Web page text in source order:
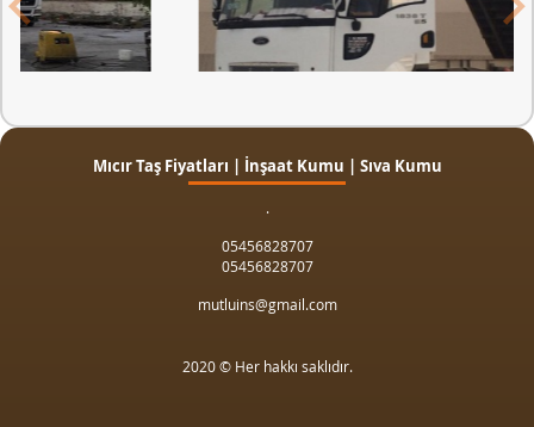
Mıcır Taş Fiyatları | İnşaat Kumu | Sıva Kumu
.
05456828707
05456828707
mutluins@gmail.com
2020 © Her hakkı saklıdır.